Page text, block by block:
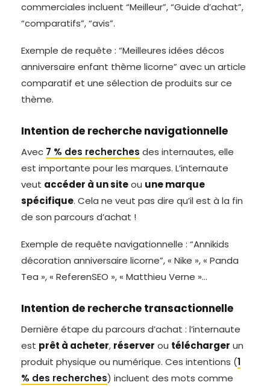
commerciales incluent “Meilleur”, “Guide d’achat”,
“comparatifs”, “avis”.
Exemple de requête : “Meilleures idées décos
anniversaire enfant thème licorne” avec un article
comparatif et une sélection de produits sur ce
thème.
Intention de recherche navigationnelle
Avec 7 % des recherches des internautes, elle
est importante pour les marques. L’internaute
veut accéder à un siteou une marque
spécifique. Cela ne veut pas dire qu’il est à la fin
de son parcours d’achat !
Exemple de requête navigationnelle : “Annikids
décoration anniversaire licorne”, « Nike », « Panda
Tea », « ReferenSEO », « Matthieu Verne »…
Intention de recherche transactionnelle
Dernière étape du parcours d’achat : l’internaute
est prêt à acheter, réserver ou télécharger un
produit physique ou numérique. Ces intentions (1
% des recherches) incluent des mots comme